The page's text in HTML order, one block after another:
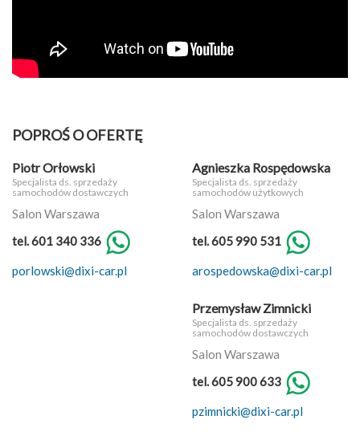
POPROŚ O OFERTĘ
Piotr Orłowski
Specjalista ds. sprzedaży
samochodów dostawczych
Salon Warszawa
tel. 601 340 336
porlowski@dixi-car.pl
Agnieszka Rospędowska
Specjalista ds. sprzedaży
samochodów użytkowych
Salon Warszawa
tel. 605 990 531
arospedowska@dixi-car.pl
Przemysław Zimnicki
Specjalista ds. sprzedaży
samochodów dostawczych
Salon Warszawa
tel. 605 900 633
pzimnicki@dixi-car.pl